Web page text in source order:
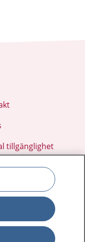
tillgänglighet
för kakor